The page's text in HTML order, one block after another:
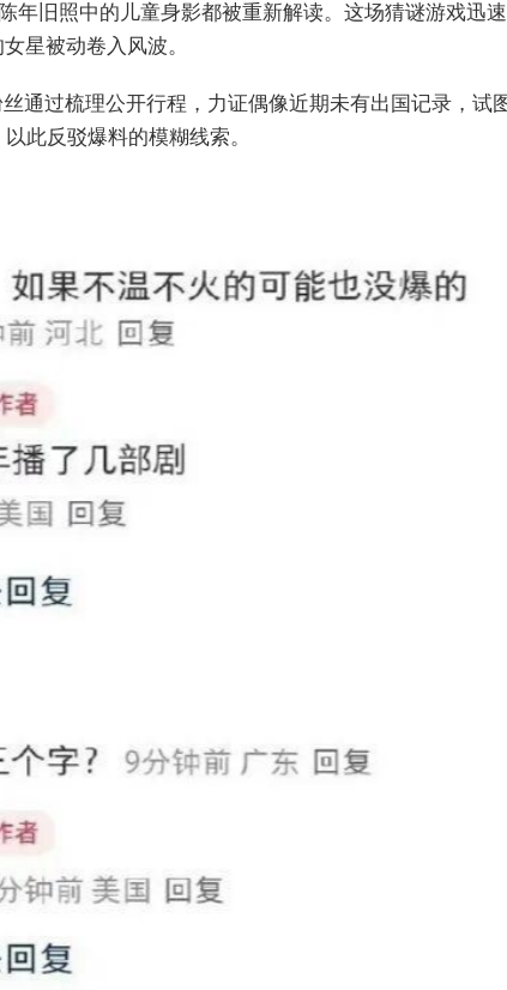
年旧照中的儿童身影都被重新解读。这场猜谜游戏迅
星被动卷入风波。
通过梳理公开行程，力证偶像近期未有出国记录，试
此反驳爆料的模糊线索。